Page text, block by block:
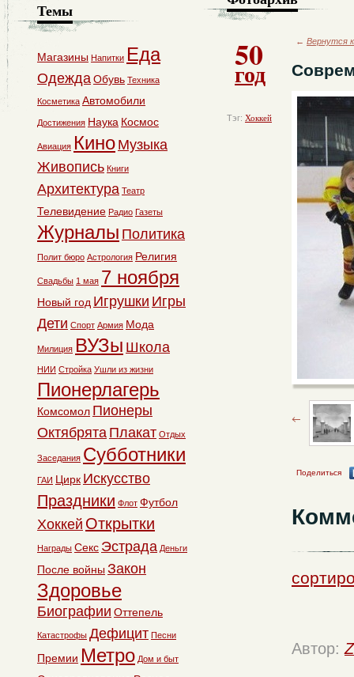
50
год
Тэг: Хоккей
← Вернутся
Поделиться
Автор:
Темы
Магазины Напитки Еда
ОдеждаОбувь Техника
Косметика Автомобили
Достижения Наука Космос
Авиация Кино Музыка
Живопись Книги
Архитектура Театр
Телевидение Радио Газеты
Журналы Политика
Полит бюро Астрология Религия
Свадьбы 1 мая 7 ноября
Новый год Игрушки Игры
Дети Спорт Армия Мода
Милиция ВУЗы Школа
НИИ Стройка Ушли из жизни
Пионерлагерь
Комсомол Пионеры
Октябрята Плакат Отдых
Заседания Субботники
ГАИ Цирк Искусство
Праздники Флот Футбол
Хоккей Открытки
Награды Секс Эстрада Деньги
После войны Закон
Здоровье
Биографии Оттепель
Катастрофы Дефицит Песни
Премии Метро Дом и быт